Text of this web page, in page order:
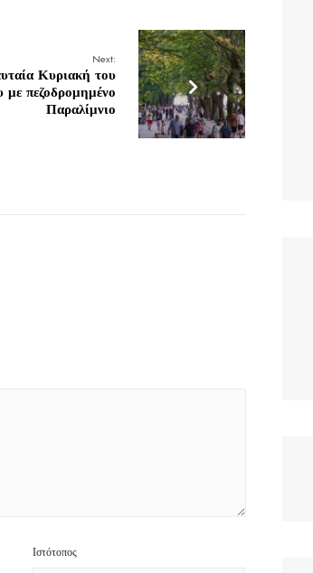
Next:
Κυριακή του
με πεζοδρομημένο
Παραλίμνιο
Ιστότοπος